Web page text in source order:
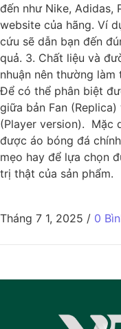
đến như Nike, Adidas,
website của hãng. Ví
cứu sẽ dẫn bạn đến
quả. 3. Chất liệu và
nhuận nên thường
Để có thể phân biệt
giữa bản Fan
(Player version). Mặc
được áo bóng đá
mẹo hay để lựa chọn
trị thật của sản phẩm.
Tháng 7 1, 2025 / 0